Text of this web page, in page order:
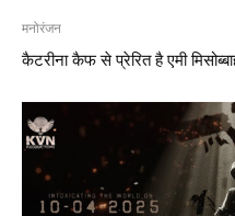
मनोरंजन
कैटरीना कैफ से प्रेरित है एमी